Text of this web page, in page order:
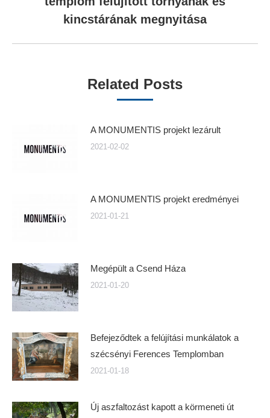
post:
kincstárának megnyitása
Related Posts
A MONUMENTIS projekt lezárult
2021-02-02
A MONUMENTIS projekt eredményei
2021-01-21
Megépült a Csend Háza
2021-01-20
Befejeződtek a felújítási munkálatok a
szécsényi Ferences Templomban
2021-01-18
Új aszfaltozást kapott a körmeneti út